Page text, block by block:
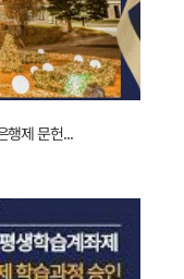
행제 문헌...